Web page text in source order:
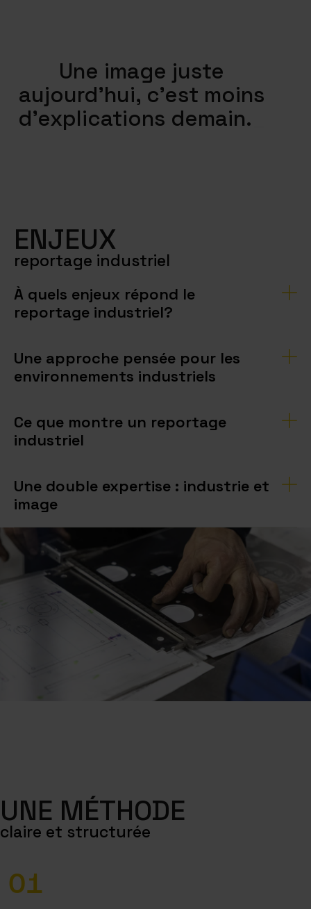
Une image juste
aujourd’hui, c’est moins
d’explications_
ENJEUX
reportage industriel
À quels enjeux répond le
reportage industriel?
Une approche pensée pour les
environnements industriels
Ce que montre un reportage
industriel
Une double expertise : industrie et
image
UNE MÉTHODE
claire et structurée